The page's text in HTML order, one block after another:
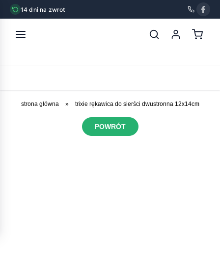
14 dni na zwrot
strona główna » trixie rękawica do sierści dwustronna 12x14cm
POWRÓT